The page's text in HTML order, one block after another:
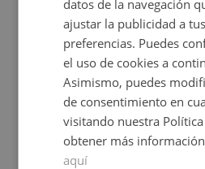
Independiente. Salón:
activo sin posesión.¿Quieres
esta oportunidad! Si deseas
en ponerte en contacto con
Estaremos encantados de
encontrar el hogar de tus sueños
Propietario
datos de la navegación
ajustar la publicidad a
preferencias. Puedes
el uso de cookies a
Asimismo, puedes
de consentimiento en
visitando nuestra
obtener más
aquí